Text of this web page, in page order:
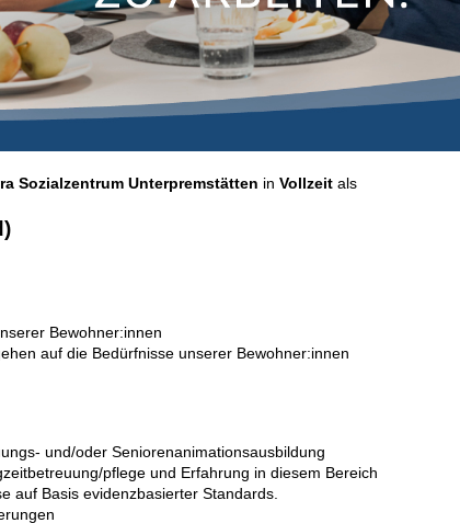
Sozialzentrum Unterpremstätten in Vollzeit als
Bewohner:innen
auf die Bedürfnisse unserer Bewohner:innen
und/oder Seniorenanimationsausbildung
pflege und Erfahrung in diesem Bereich
auf Basis evidenzbasierter Standards.